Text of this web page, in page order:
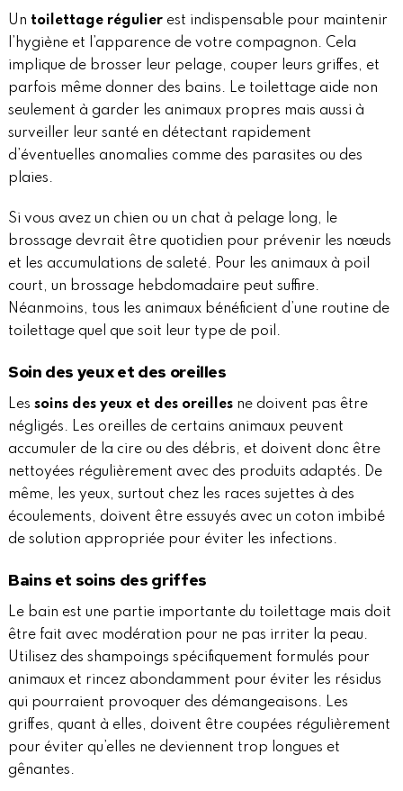
Un toilettage régulierest indispensable pour maintenir
l’hygiène et l’apparence de votre compagnon. Cela
implique de brosser leur pelage, couper leurs griffes, et
parfois même donner des bains. Le toilettage aide non
seulement à garder les animaux propres mais aussi à
surveiller leur santé en détectant rapidement
d’éventuelles anomalies comme des parasites ou des
plaies.
Si vous avez un chien ou un chat à pelage long, le
brossage devrait être quotidien pour prévenir les nœuds
et les accumulations de saleté. Pour les animaux à poil
court, un brossage hebdomadaire peut suffire.
Néanmoins, tous les animaux bénéficient d’une routine de
toilettage quel que soit leur type de poil.
Soin des yeux et des oreilles
Les soins des yeux et des oreillesne doivent pas être
négligés. Les oreilles de certains animaux peuvent
accumuler de la cire ou des débris, et doivent donc être
nettoyées régulièrement avec des produits adaptés. De
même, les yeux, surtout chez les races sujettes à des
écoulements, doivent être essuyés avec un coton imbibé
de solution appropriée pour éviter les infections.
Bains et soins des griffes
Le bain est une partie importante du toilettage mais doit
être fait avec modération pour ne pas irriter la peau.
Utilisez des shampoings spécifiquement formulés pour
animaux et rincez abondamment pour éviter les résidus
qui pourraient provoquer des démangeaisons. Les
griffes, quant à elles, doivent être coupées régulièrement
pour éviter qu’elles ne deviennent trop longues et
gênantes.